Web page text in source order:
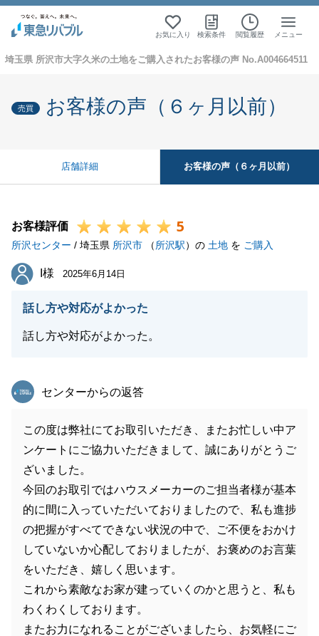
お気に入り 検索条件 閲覧履歴 メニュー
埼玉県 所沢市大字久米の土地をご購入されたお客様の声 No.A004664511
売買 お客様の声（６ヶ月以前）
店舗詳細 お客様の声（６ヶ月以前）
お客様評価 5
所沢センター / 埼玉県 所沢市 （所沢駅）の 土地 を ご購入
I様
I様 2025年6月14日
話し方や対応がよかった
話し方や対応がよかった。
東急リバブル
センターからの返答
この度は弊社にてお取引いただき、またお忙しい中ア
ンケートにご協力いただきまして、誠にありがとうご
ざいました。
今回のお取引ではハウスメーカーのご担当者様が基本
的に間に入っていただいておりましたので、私も進捗
の把握がすべてできない状況の中で、ご不便をおかけ
していないか心配しておりましたが、お褒めのお言葉
をいただき、嬉しく思います。
これから素敵なお家が建っていくのかと思うと、私も
わくわくしております。
またお力になれることがございましたら、お気軽にご